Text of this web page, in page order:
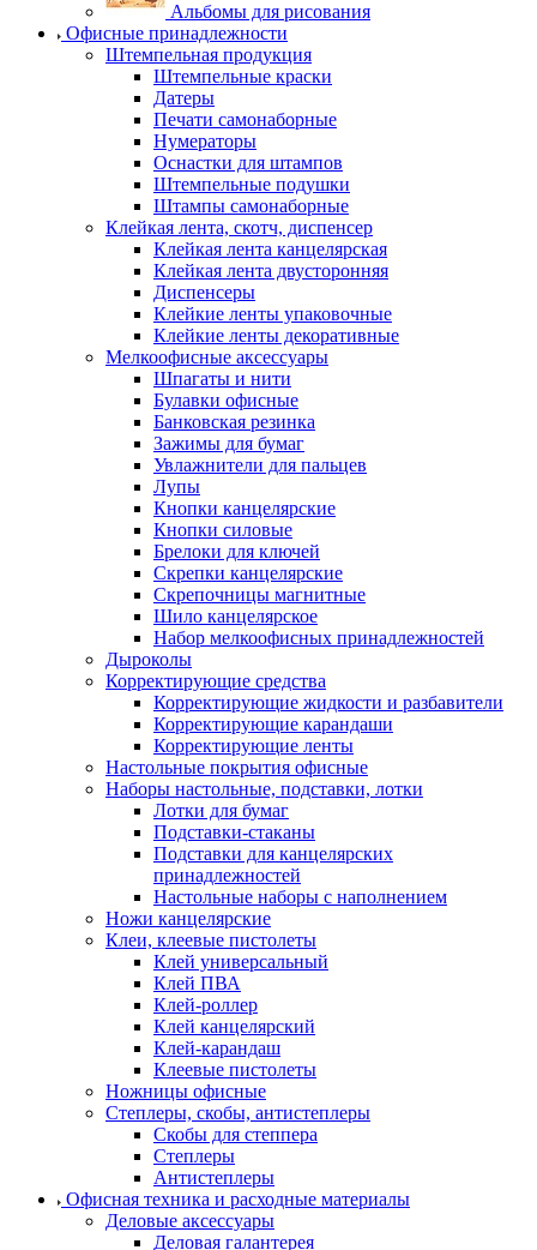
Альбомы для рисования
Офисные принадлежности
Штемпельная продукция
Штемпельные краски
Датеры
Печати самонаборные
Нумераторы
Оснастки для штампов
Штемпельные подушки
Штампы самонаборные
Клейкая лента, скотч, диспенсер
Клейкая лента канцелярская
Клейкая лента двусторонняя
Диспенсеры
Клейкие ленты упаковочные
Клейкие ленты декоративные
Мелкоофисные аксессуары
Шпагаты и нити
Булавки офисные
Банковская резинка
Зажимы для бумаг
Увлажнители для пальцев
Лупы
Кнопки канцелярские
Кнопки силовые
Брелоки для ключей
Скрепки канцелярские
Скрепочницы магнитные
Шило канцелярское
Набор мелкоофисных принадлежностей
Дыроколы
Корректирующие средства
Корректирующие жидкости и разбавители
Корректирующие карандаши
Корректирующие ленты
Настольные покрытия офисные
Наборы настольные, подставки, лотки
Лотки для бумаг
Подставки-стаканы
Подставки для канцелярских
принадлежностей
Настольные наборы с наполнением
Ножи канцелярские
Клеи, клеевые пистолеты
Клей универсальный
Клей ПВА
Клей-роллер
Клей канцелярский
Клей-карандаш
Клеевые пистолеты
Ножницы офисные
Степлеры, скобы, антистеплеры
Скобы для степпера
Степлеры
Антистеплеры
Офисная техника и расходные материалы
Деловые аксессуары
Деловая галантерея